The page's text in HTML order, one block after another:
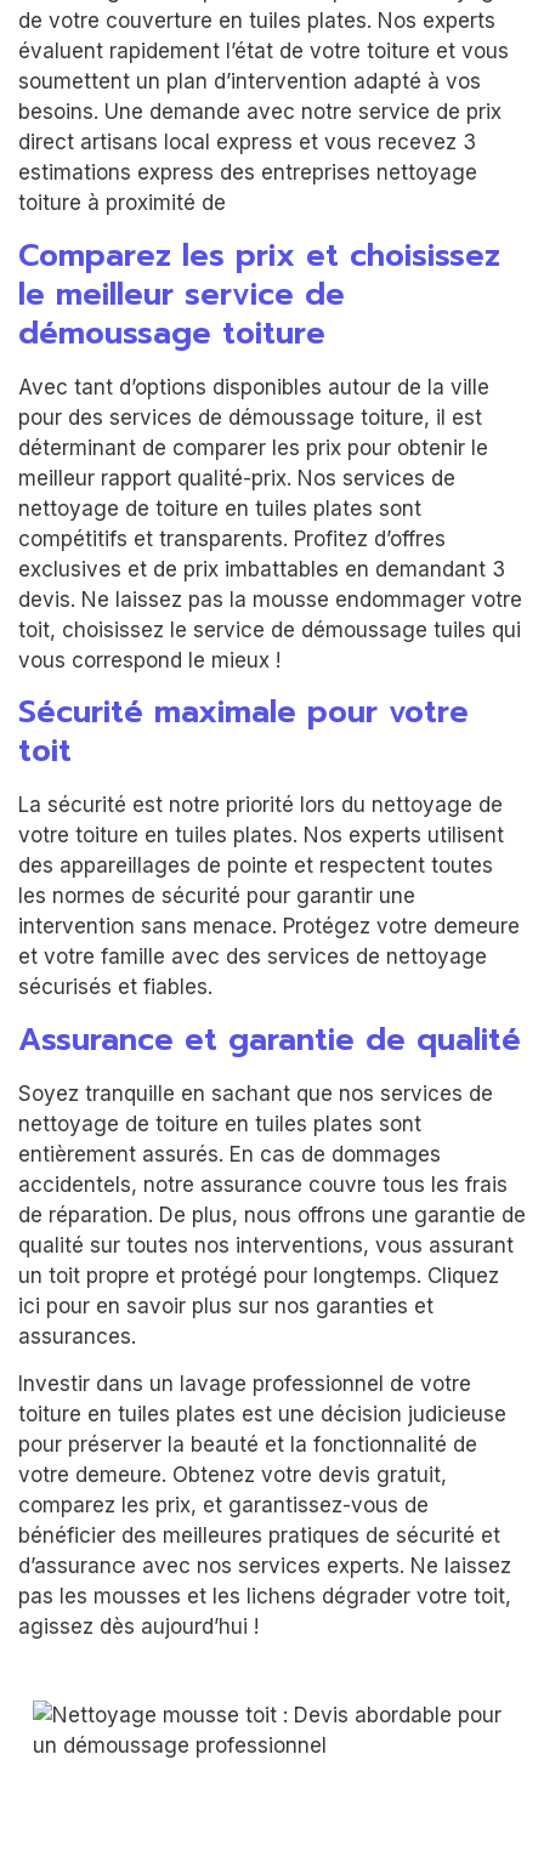
de votre couverture en tuiles plates. Nos experts
évaluent rapidement l’état de votre toiture et vous
soumettent un plan d’intervention adapté à vos
besoins. Une demande avec notre service de prix
direct artisans local express et vous recevez 3
estimations express des entreprises nettoyage
toiture à proximité de
Comparez les prix et choisissez
le meilleur service de
démoussage toiture
Avec tant d’options disponibles autour de la ville
pour des services de démoussage toiture, il est
déterminant de comparer les prix pour obtenir le
meilleur rapport qualité-prix. Nos services de
nettoyage de toiture en tuiles plates sont
compétitifs et transparents. Profitez d’offres
exclusives et de prix imbattables en demandant 3
devis. Ne laissez pas la mousse endommager votre
toit, choisissez le service de démoussage tuiles qui
vous correspond le mieux !
Sécurité maximale pour votre
toit
La sécurité est notre priorité lors du nettoyage de
votre toiture en tuiles plates. Nos experts utilisent
des appareillages de pointe et respectent toutes
les normes de sécurité pour garantir une
intervention sans menace. Protégez votre demeure
et votre famille avec des services de nettoyage
sécurisés et fiables.
Assurance et garantie de qualité
Soyez tranquille en sachant que nos services de
nettoyage de toiture en tuiles plates sont
entièrement assurés. En cas de dommages
accidentels, notre assurance couvre tous les frais
de réparation. De plus, nous offrons une garantie de
qualité sur toutes nos interventions, vous assurant
un toit propre et protégé pour longtemps. Cliquez
ici pour en savoir plus sur nos garanties et
assurances.
Investir dans un lavage professionnel de votre
toiture en tuiles plates est une décision judicieuse
pour préserver la beauté et la fonctionnalité de
votre demeure. Obtenez votre devis gratuit,
comparez les prix, et garantissez-vous de
bénéficier des meilleures pratiques de sécurité et
d’assurance avec nos services experts. Ne laissez
pas les mousses et les lichens dégrader votre toit,
agissez dès aujourd’hui !